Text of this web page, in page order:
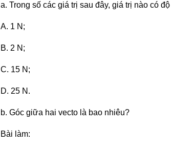
a. Trong số các giá trị sau đây, giá trị nào có
A. 1 N;
B. 2 N;
C. 15 N;
D. 25 N.
b. Góc giữa hai vecto là bao nhiêu?
Bài làm: